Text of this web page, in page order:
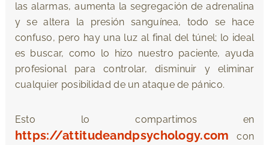
las alarmas, aumenta la segregación de adrenalina
y se altera la presión sanguínea, todo se hace
confuso, pero hay una luz al final del túnel; lo ideal
es buscar, como lo hizo nuestro paciente, ayuda
profesional para controlar, disminuir y eliminar
cualquier posibilidad de un ataque de pánico.
Esto lo compartimos en
https://attitudeandpsychology.com con